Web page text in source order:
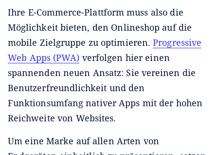
Ihre E-Commerce-Plattform muss also die
Möglichkeit bieten, den Onlineshop auf die
mobile Zielgruppe zu optimieren.Progressive
Web Apps (PWA) verfolgen hier einen
spannenden neuen Ansatz: Sie vereinen die
Benutzerfreundlichkeit und den
Funktionsumfang nativer Apps mit der hohen
Reichweite von Websites.
Um eine Marke auf allen Arten von